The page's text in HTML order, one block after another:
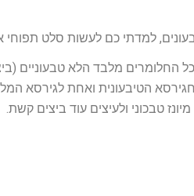
למדתי כם לעשות סלט תפוחי
החלומרים מלבד הלא טבעוניים
הטיבעונית ואחת לגירסא
טבכוני ולעיצים עוד ביצים קשת.